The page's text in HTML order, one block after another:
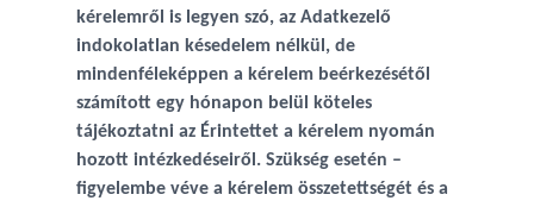
kérelemről is legyen szó, az Adatkezelő
indokolatlan késedelem nélkül, de
mindenféleképpen a kérelem beérkezésétől
számított egy hónapon belül köteles
tájékoztatni az Érintettet a kérelem nyomán
hozott intézkedéseiről. Szükség esetén –
figyelembe véve a kérelem összetettségét és a